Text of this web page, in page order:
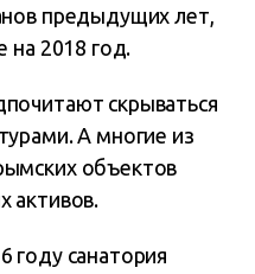
предыдущих лет,
на 2018 год.
скрываться
А многие из
объектов
активов.
году санатория